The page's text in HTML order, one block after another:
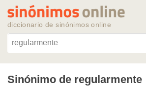
diccionario de sinónimos online
Reescribir texto
Sinónimo de regularmente